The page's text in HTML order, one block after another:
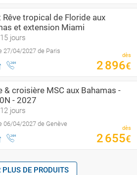
Rêve tropical de Floride aux
et extension Miami
jours
27/04/2027 de Paris
dès
2896€
& croisière MSC aux Bahamas -
- 2027
jours
06/04/2027 de Genève
dès
2655€
PLUS DE PRODUITS